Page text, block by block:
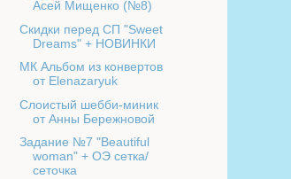
Асей Мищенко (№8)
Скидки перед СП "Sweet
Dreams" + НОВИНКИ
МК Альбом из конвертов
от Elenazaryuk
Слоистый шебби-миник
от Анны Бережновой
Задание №7 "Beautiful
woman" + ОЭ сетка/
сеточка